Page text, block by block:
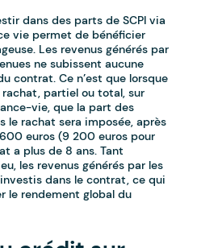
dans des parts de SCPI via
vie permet de bénéficier
Les revenus générés par
ne subissent aucune
contrat. Ce n’est que lorsque
partiel ou total, sur
vie, que la part des
le rachat sera imposée, après
euros (9 200 euros pour
a plus de 8 ans. Tant
les revenus générés par les
dans le contrat, ce qui
le rendement global du